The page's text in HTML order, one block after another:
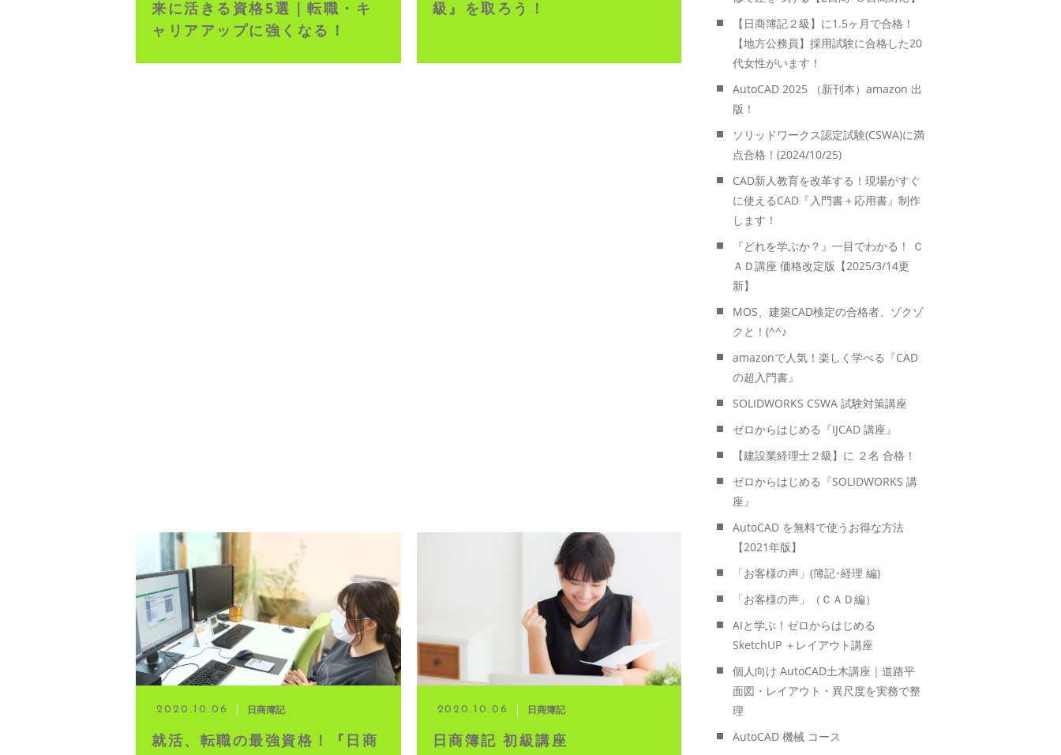
来に活きる資格5選｜転職・キ
ャリアアップに強くなる！
級』を取ろう！
2020.10.06 日商簿記
就活、転職の最強資格！『日商
2020.10.06 日商簿記
日商簿記 初級講座
【日商簿記２級】に1.5ヶ月で合格！
【地方公務員】採用試験に合格した20
代女性がいます！
AutoCAD 2025 （新刊本）amazon 出
版！
ソリッドワークス認定試験(CSWA)に満
点合格！(2024/10/25)
CAD新人教育を改革する！現場がすぐ
に使えるCAD『入門書＋応用書』制作
します！
『どれを学ぶか？』一目でわかる！ Ｃ
ＡＤ講座 価格改定版【2025/3/14更
新】
MOS、建築CAD検定の合格者、ゾクゾ
クと！(^^♪
amazonで人気！楽しく学べる『CAD
の超入門書』
SOLIDWORKS CSWA 試験対策講座
ゼロからはじめる『IJCAD 講座』
【建設業経理士２級】に ２名 合格！
ゼロからはじめる『SOLIDWORKS 講
座』
AutoCAD を無料で使うお得な方法
【2021年版】
「お客様の声」(簿記･経理 編)
「お客様の声」（ＣＡＤ編）
AIと学ぶ！ゼロからはじめる
SketchUP ＋レイアウト講座
個人向け AutoCAD土木講座｜道路平
面図・レイアウト・異尺度を実務で整
理
AutoCAD 機械 コース